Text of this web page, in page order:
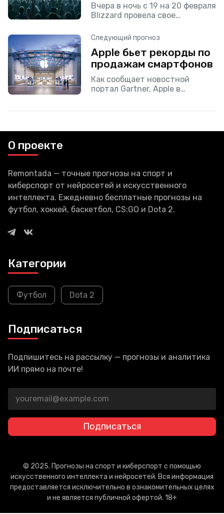
Вчера в ночь с 19 на 20 февраля
Blizzard провела свое
BlizzCon, на котором компания
как обычно поведала геймерам
о своих новых играх.
Следующий прогноз
Apple бьет рекорды по
продажам смартфонов
Как сообщает новостной
портал Gartner, Apple в
О проекте
Remontada — точные прогнозы на спорт и
киберспорт от нейросетей и искусственного
интеллекта. Ежедневно бесплатные прогнозы на
футбол, хоккей, баскетбол, CS:GO и Dota 2.
Категории
Футбол Dota 2
Подписаться
Подпишитесь на рассылку — прогнозы и аналитика
ИИ прямо на почте!
Подписаться
© 2025. Прогнозы на спорт и киберспорт с помощью
искусственного интеллекта и нейросетей. Вся информация
предоставляется исключительно в ознакомительных целях
и не является публичной офертой. 18+